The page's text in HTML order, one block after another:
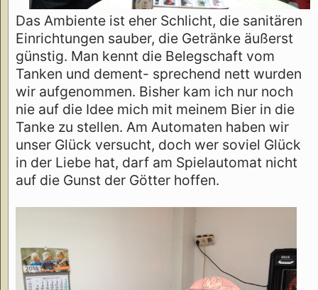
Das Ambiente ist eher Schlicht, die sanitären
Einrichtungen sauber, die Getränke äußerst
günstig. Man kennt die Belegschaft vom
Tanken und dement- sprechend nett wurden
wir aufgenommen. Bisher kam ich nur noch
nie auf die Idee mich mit meinem Bier in die
Tanke zu stellen. Am Automaten haben wir
unser Glück versucht, doch wer soviel Glück
in der Liebe hat, darf am Spielautomat nicht
auf die Gunst der Götter hoffen.